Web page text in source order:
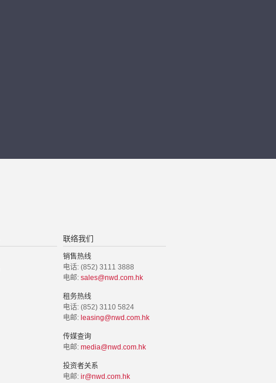
联络我们
销售热线
电话: (852) 3111 3888
电邮: sales@nwd.com.hk
租务热线
电话: (852) 3110 5824
电邮: leasing@nwd.com.hk
传媒查询
电邮: media@nwd.com.hk
投资者关系
电邮: ir@nwd.com.hk